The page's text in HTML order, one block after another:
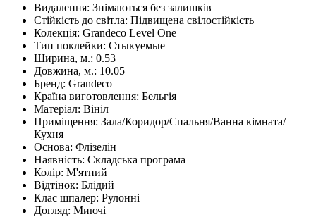
Видалення: Знімаються без залишків
Стійкість до світла: Підвищена свілостійкість
Колекція: Grandeco Level One
Тип поклейки: Стыкуемые
Ширина, м.: 0.53
Довжина, м.: 10.05
Бренд: Grandeco
Країна виготовлення: Бельгія
Матеріал: Вініл
Приміщення: Зала/Коридор/Спальня/Ванна кімната/
Кухня
Основа: Флізелін
Наявність: Складська програма
Колір: М'ятний
Відтінок: Блідий
Клас шпалер: Рулонні
Догляд: Миючі